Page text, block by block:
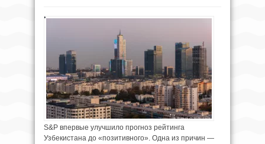
S&P впервые улучшило прогноз рейтинга
Узбекистана до «позитивного». Одна из причин —